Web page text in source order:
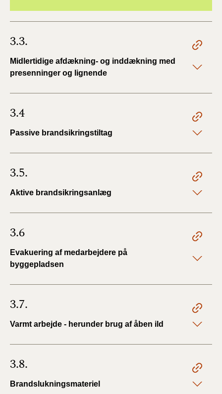
3.3.
Midlertidige afdækning- og inddækning med
presenninger og lignende
3.4
Passive brandsikringstiltag
3.5.
Aktive brandsikringsanlæg
3.6
Evakuering af medarbejdere på
byggepladsen
3.7.
Varmt arbejde - herunder brug af åben ild
3.8.
Brandslukningsmateriel